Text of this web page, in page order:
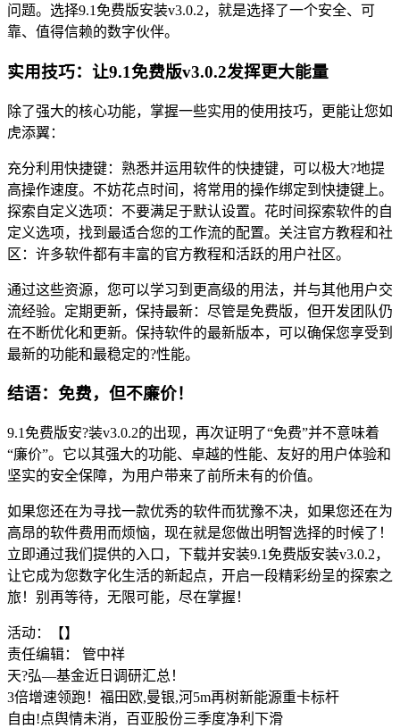
问题。选择9.1免费版安装v3.0.2，就是选择了一个安全、可
靠、值得信赖的数字伙伴。
实用技巧：让9.1免费版v3.0.2发挥更大能量
除了强大的核心功能，掌握一些实用的使用技巧，更能让您如
虎添翼：
充分利用快捷键：熟悉并运用软件的快捷键，可以极大?地提
高操作速度。不妨花点时间，将常用的操作绑定到快捷键上。
探索自定义选项：不要满足于默认设置。花时间探索软件的自
定义选项，找到最适合您的工作流的配置。关注官方教程和社
区：许多软件都有丰富的官方教程和活跃的用户社区。
通过这些资源，您可以学习到更高级的用法，并与其他用户交
流经验。定期更新，保持最新：尽管是免费版，但开发团队仍
在不断优化和更新。保持软件的最新版本，可以确保您享受到
最新的功能和最稳定的?性能。
结语：免费，但不廉价！
9.1免费版安?装v3.0.2的出现，再次证明了“免费”并不意味着
“廉价”。它以其强大的功能、卓越的性能、友好的用户体验和
坚实的安全保障，为用户带来了前所未有的价值。
如果您还在为寻找一款优秀的软件而犹豫不决，如果您还在为
高昂的软件费用而烦恼，现在就是您做出明智选择的时候了！
立即通过我们提供的入口，下载并安装9.1免费版安装v3.0.2，
让它成为您数字化生活的新起点，开启一段精彩纷呈的探索之
旅！别再等待，无限可能，尽在掌握！
活动：【】
责任编辑： 管中祥
天?弘—基金近日调研汇总！
3倍增速领跑！福田欧,曼银,河5m再树新能源重卡标杆
自由!点舆情未消，百亚股份三季度净利下滑